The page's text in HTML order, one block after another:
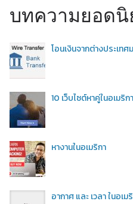
บทความยอดนิ
โอนเงินจากต่างประเท
10 เว็บไซต์หาคู่ในอเมริ
หางานในอเมริกา
อากาศ และ เวลา ในอเม